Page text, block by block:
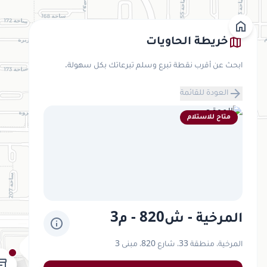
home
map خريطة الحاويات
ابحث عن أقرب نقطة تبرع وسلم تبرعاتك بكل سهولة.
arrow_forward العودة للقائمة
متاح للاستلام
المرخية - ش820 - م3 info
المرخية، منطقة 33، شارع 820، مبنى 3